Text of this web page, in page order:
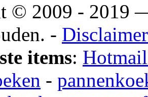
© 2009 - 2019
- Disclaimer
items:
-